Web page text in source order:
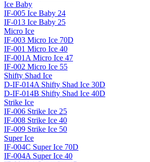
Ice Baby
IF-005 Ice Baby 24
IF-013 Ice Baby 25
Micro Ice
IF-003 Micro Ice 70D
IF-001 Micro Ice 40
IF-001A Micro Ice 47
IF-002 Micro Ice 55
Shifty Shad Ice
D-IF-014A Shifty Shad Ice 30D
D-IF-014B Shifty Shad Ice 40D
Strike Ice
IF-006 Strike Ice 25
IF-008 Strike Ice 40
IF-009 Strike Ice 50
Super Ice
IF-004C Super Ice 70D
IF-004A Super Ice 40